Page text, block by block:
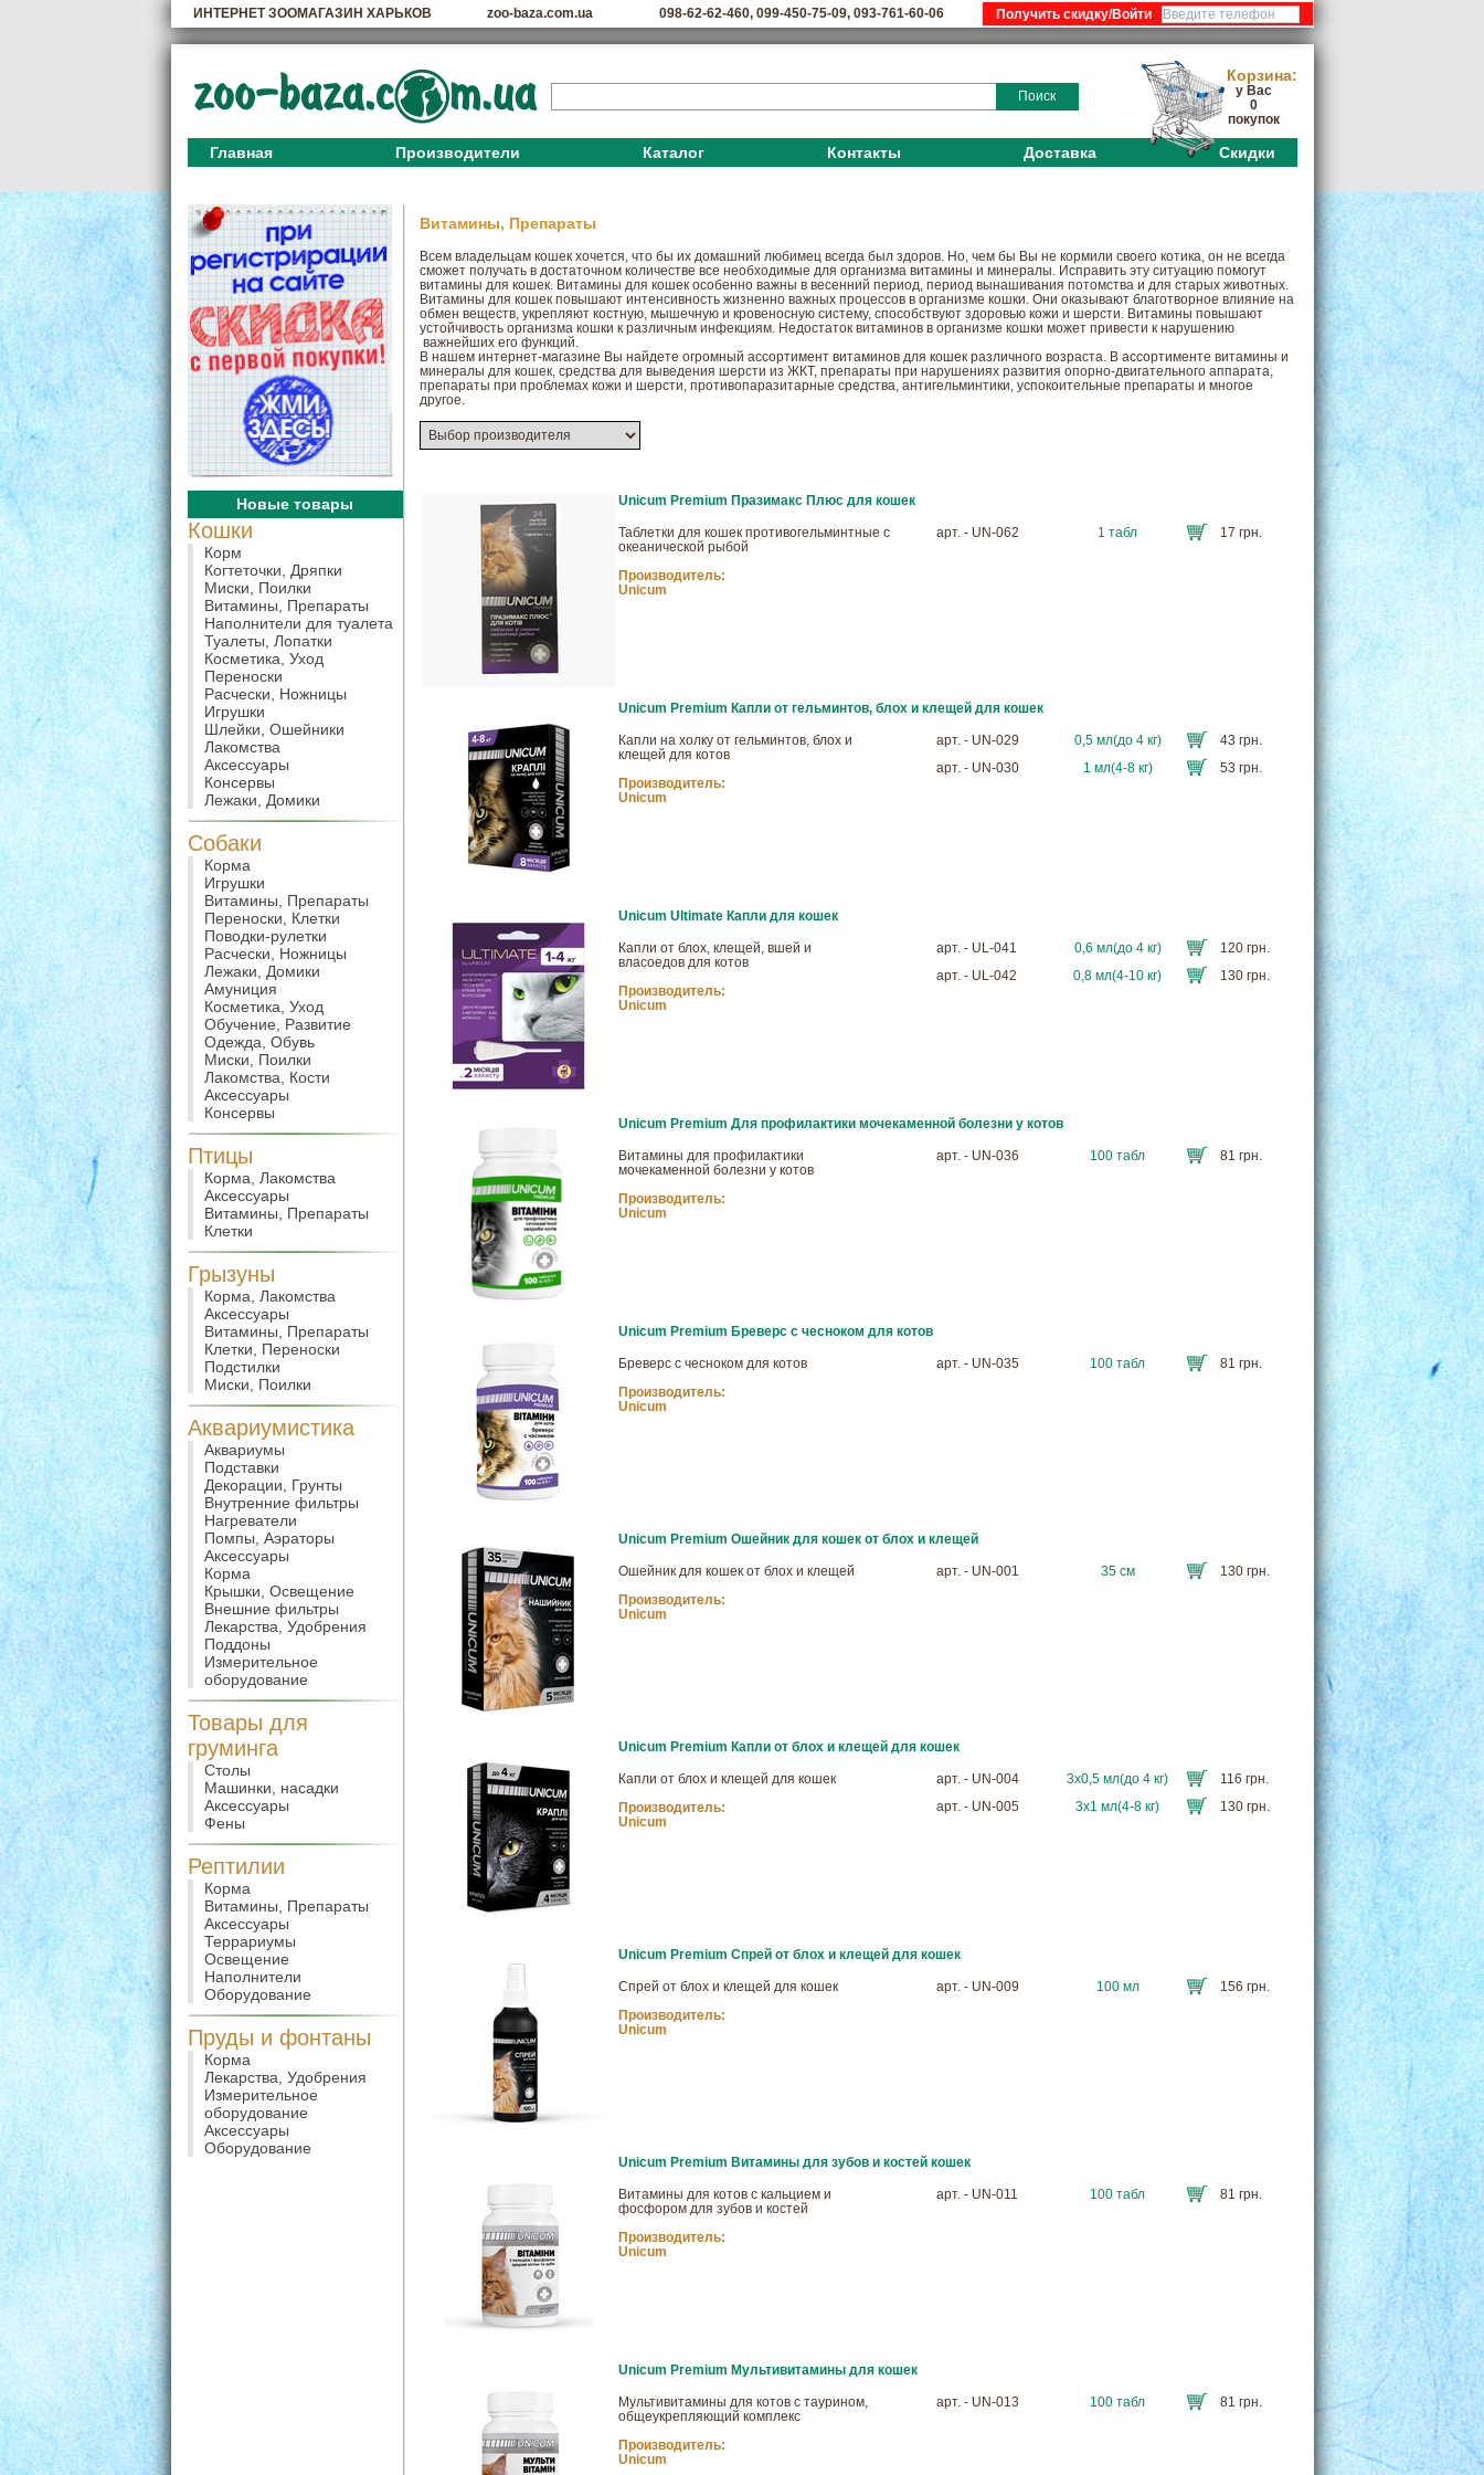
ИНТЕРНЕТ ЗООМАГАЗИН ХАРЬКОВ zoo-baza.com.ua 098-62-62-460, 099-450-75-09, 093-761-60-06 :
Поиск
Корзина:
у Вас
0
покупок
Главная Производители Каталог Контакты Доставка Скидки
Новые товары
Кошки
Корм
Когтеточки, Дряпки
Миски, Поилки
Витамины, Препараты
Наполнители для туалета
Туалеты, Лопатки
Косметика, Уход
Переноски
Расчески, Ножницы
Игрушки
Шлейки, Ошейники
Лакомства
Аксессуары
Консервы
Лежаки, Домики
Собаки
Корма
Игрушки
Витамины, Препараты
Переноски, Клетки
Поводки-рулетки
Расчески, Ножницы
Лежаки, Домики
Амуниция
Косметика, Уход
Обучение, Развитие
Одежда, Обувь
Миски, Поилки
Лакомства, Кости
Аксессуары
Консервы
Птицы
Корма, Лакомства
Аксессуары
Витамины, Препараты
Клетки
Грызуны
Корма, Лакомства
Аксессуары
Витамины, Препараты
Клетки, Переноски
Подстилки
Миски, Поилки
Аквариумистика
Аквариумы
Подставки
Декорации, Грунты
Внутренние фильтры
Нагреватели
Помпы, Аэраторы
Аксессуары
Корма
Крышки, Освещение
Внешние фильтры
Лекарства, Удобрения
Поддоны
Измерительное
оборудование
Товары для
груминга
Столы
Машинки, насадки
Аксессуары
Фены
Рептилии
Корма
Витамины, Препараты
Аксессуары
Террариумы
Освещение
Наполнители
Оборудование
Пруды и фонтаны
Корма
Лекарства, Удобрения
Измерительное
оборудование
Аксессуары
Оборудование
Витамины, Препараты
Всем владельцам кошек хочется, что бы их домашний любимец всегда был здоров. Но, чем бы Вы не кормили своего котика, он не всегда
сможет получать в достаточном количестве все необходимые для организма витамины и минералы. Исправить эту ситуацию помогут
витамины для кошек. Витамины для кошек особенно важны в весенний период, период вынашивания потомства и для старых животных.
Витамины для кошек повышают интенсивность жизненно важных процессов в организме кошки. Они оказывают благотворное влияние на
обмен веществ, укрепляют костную, мышечную и кровеносную систему, способствуют здоровью кожи и шерсти. Витамины повышают
устойчивость организма кошки к различным инфекциям. Недостаток витаминов в организме кошки может привести к нарушению
важнейших его функций.
В нашем интернет-магазине Вы найдете огромный ассортимент витаминов для кошек различного возраста. В ассортименте витамины и
минералы для кошек, средства для выведения шерсти из ЖКТ, препараты при нарушениях развития опорно-двигательного аппарата,
препараты при проблемах кожи и шерсти, противопаразитарные средства, антигельминтики, успокоительные препараты и многое
другое.
Unicum Premium Празимакс Плюс для кошек
Таблетки для кошек противогельминтные с
океанической рыбой
Производитель:
Unicum
арт. - UN-062 1 табл 17 грн.
Unicum Premium Капли от гельминтов, блох и клещей для кошек
Капли на холку от гельминтов, блох и
клещей для котов
Производитель:
Unicum
арт. - UN-029 0,5 мл(до 4 кг)
43 грн.
арт. - UN-030
1 мл(4-8 кг) 53 грн.
Unicum Ultimate Капли для кошек
Капли от блох, клещей, вшей и
власоедов для котов
Производитель:
Unicum
арт. - UL-041 0,6 мл(до 4 кг)
120 грн.
арт. - UL-042
0,8 мл(4-10 кг) 130 грн.
Unicum Premium Для профилактики мочекаменной болезни у котов
Витамины для профилактики
мочекаменной болезни у котов
Производитель:
Unicum
арт. - UN-036 100 табл 81 грн.
Unicum Premium Бреверс с чесноком для котов
Бреверс с чесноком для котов
Производитель:
Unicum
арт. - UN-035 100 табл 81 грн.
Unicum Premium Ошейник для кошек от блох и клещей
Ошейник для кошек от блох и клещей
Производитель:
Unicum
арт. - UN-001 35 см 130 грн.
Unicum Premium Капли от блох и клещей для кошек
Капли от блох и клещей для кошек
Производитель:
Unicum
арт. - UN-004 3х0,5 мл(до 4 кг)
116 грн.
арт. - UN-005
3х1 мл(4-8 кг) 130 грн.
Unicum Premium Спрей от блох и клещей для кошек
Спрей от блох и клещей для кошек
Производитель:
Unicum
арт. - UN-009 100 мл 156 грн.
Unicum Premium Витамины для зубов и костей кошек
Витамины для котов с кальцием и
фосфором для зубов и костей
Производитель:
Unicum
арт. - UN-011 100 табл 81 грн.
Unicum Premium Мультивитамины для кошек
Мультивитамины для котов с таурином,
общеукрепляющий комплекс
Производитель:
Unicum
арт. - UN-013 100 табл 81 грн.